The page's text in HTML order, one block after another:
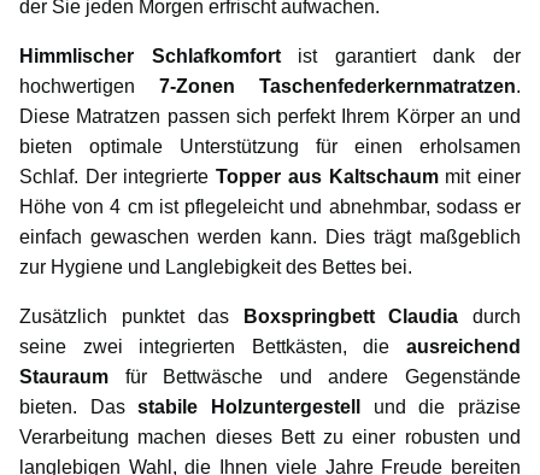
der Sie jeden Morgen erfrischt aufwachen.
Himmlischer Schlafkomfortist garantiert dank der
hochwertigen 7-Zonen Taschenfederkernmatratzen.
Diese Matratzen passen sich perfekt Ihrem Körper an und
bieten optimale Unterstützung für einen erholsamen
Schlaf. Der integrierteTopper aus Kaltschaummit einer
Höhe von 4 cm ist pflegeleicht und abnehmbar, sodass er
einfach gewaschen werden kann. Dies trägt maßgeblich
zur Hygiene und Langlebigkeit des Bettes bei.
Zusätzlich punktet das Boxspringbett Claudia durch
seine zwei integrierten Bettkästen, die ausreichend
Stauraum für Bettwäsche und andere Gegenstände
bieten. Dasstabile Holzuntergestell
und die präzise
Verarbeitung machen dieses Bett zu einer robusten und
langlebigen Wahl, die Ihnen viele Jahre Freude bereiten